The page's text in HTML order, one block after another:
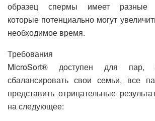
образец спермы имеет разные
которые потенциально могут
необходимое время.
Требования
MicroSort® доступен для пар,
сбалансировать свои семьи, все
представить отрицательные
на следующее: